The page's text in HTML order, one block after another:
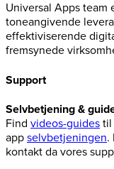
Universal Apps team
toneangivende
effektiviserende
fremsynede
Support
Selvbetjening &
Find videos-guides til
app selvbetjeningen.
kontakt da vores